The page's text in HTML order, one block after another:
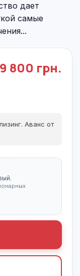
дает
самые
800 грн.
Аванс от